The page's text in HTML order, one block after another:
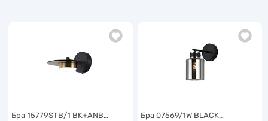
Бра 15779STB/1 BK+ANB… Бра 07569/1W BLACK…